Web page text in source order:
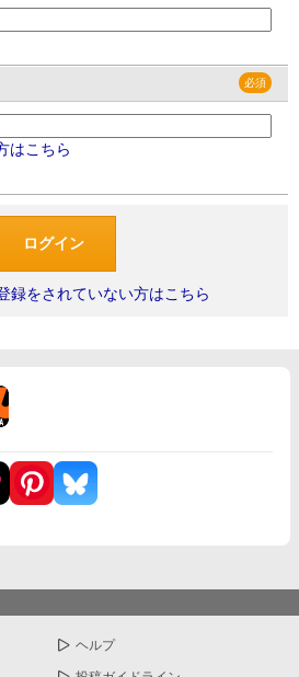
はこちら
録をされていない方はこちら
ヘルプ